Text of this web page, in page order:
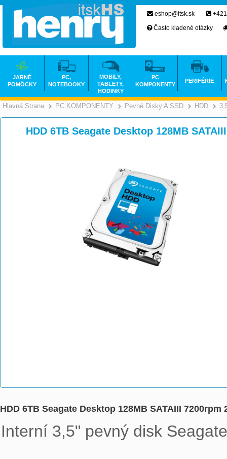
Hlavná Strana >
PC KOMPONENTY >
Pevné Disky A SSD HDD
HDD 6TB Seagate Desktop 128MB
HDD 6TB Seagate Desktop 128MB SATAIII 7200rpm
Interní 3,5" pevný disk
eshop@itsk.sk
Často kladené otázky
JARNÉ
POMÔCKY
PC,
NOTEBOOKY
MOBILY,
TABLETY,
HODINKY
PC
KOMPONENTY
PERIFÉRIE